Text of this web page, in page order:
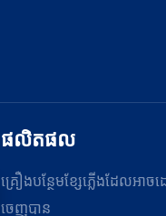
ផលិតផល
គ្រឿង​បន្ថែម​ខ្សែ​ភ្លើង​ដែល​អាច​
ចេញ​បាន